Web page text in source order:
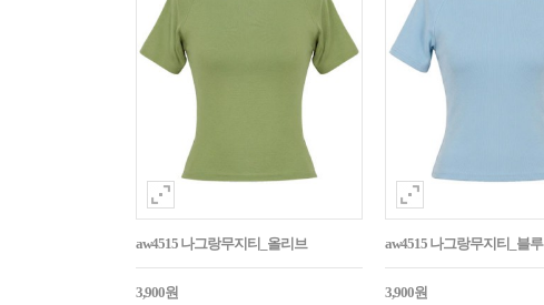
aw4515 나그랑무지티_올리브
3,900원
aw4515 나그랑무지티_블루
3,900원